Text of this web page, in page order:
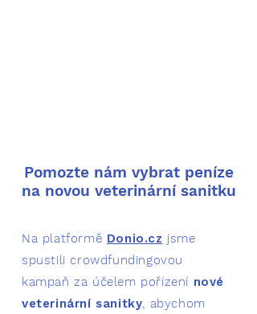
Pomozte nám vybrat peníze
na novou veterinární sanitku
Na platformě Donio.cz jsme
spustili crowdfundingovou
kampaň za účelem pořízení nové
veterinární sanitky, abychom